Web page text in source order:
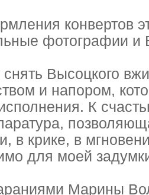
конвертов
фотографии
Высоцкого
и напором,
К
в крике, в
для моей
Марины